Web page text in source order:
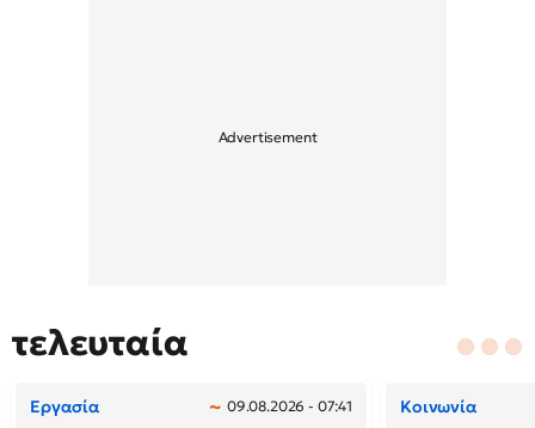
τελευταία
Εργασία 09.08.2026 - 07:41 Κοινωνία